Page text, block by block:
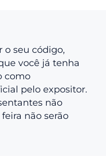
o seu código,
você já tenha
como
pelo expositor.
não
não serão